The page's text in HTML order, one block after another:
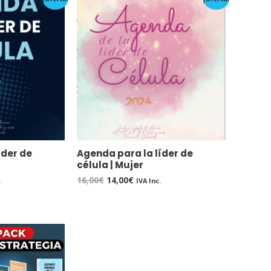
de
Agenda para la líder de
célula | Mujer
16,00€
precio
original
era:
16,00€.
14,00€
precio
actual
es:
14,00€.
IVA Inc.